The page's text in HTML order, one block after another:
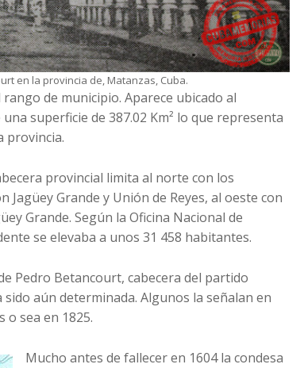
en la provincia de, Matanzas, Cuba.
de municipio. Aparece ubicado al
superficie de 387.02 Km² lo que representa
provincia.
provincial limita al norte con los
Jagüey Grande y Unión de Reyes, al oeste con
Grande. Según la Oficina Nacional de
se elevaba a unos 31 458 habitantes.
Pedro Betancourt, cabecera del partido
aún determinada. Algunos la señalan en
o sea en 1825.
Mucho antes de fallecer en 1604 la condesa